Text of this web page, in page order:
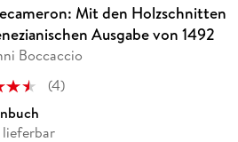
Mit den Holzschnitten
Ausgabe von 1492
Boccaccio
(4)